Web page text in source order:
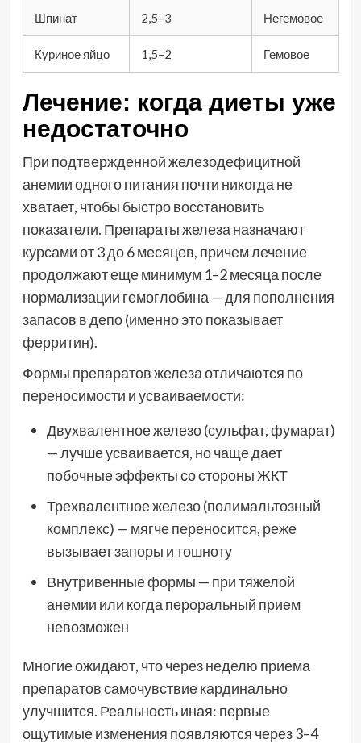
Шпинат 2,5–3 Негемовое
Куриное яйцо 1,5–2 Гемовое
Лечение: когда диеты уже
недостаточно
При подтвержденной железодефицитной
анемии одного питания почти никогда не
хватает, чтобы быстро восстановить
показатели. Препараты железа назначают
курсами от 3 до 6 месяцев, причем лечение
продолжают еще минимум 1–2 месяца после
нормализации гемоглобина — для пополнения
запасов в депо (именно это показывает
ферритин).
Формы препаратов железа отличаются по
переносимости и усваиваемости:
Двухвалентное железо (сульфат, фумарат)
— лучше усваивается, но чаще дает
побочные эффекты со стороны ЖКТ
Трехвалентное железо (полимальтозный
комплекс) — мягче переносится, реже
вызывает запоры и тошноту
Внутривенные формы — при тяжелой
анемии или когда пероральный прием
невозможен
Многие ожидают, что через неделю приема
препаратов самочувствие кардинально
улучшится. Реальность иная: первые
ощутимые изменения появляются через 3–4